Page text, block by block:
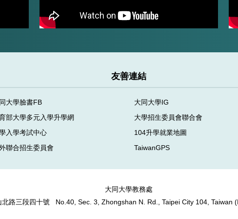
友善連結
大學臉書FB
大同大學IG
部大學多元入學升學網
大學招生委員會聯合會
入學考試中心
104升學就業地圖
聯合招生委員會 TaiwanGPS
大同大學教務處
路三段四十號 No.40, Sec. 3, Zhongshan N. Rd., Taipei City 104, Taiwan